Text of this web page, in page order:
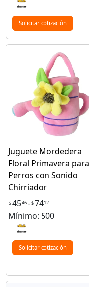
Solicitar cotización
Juguete Mordedera
Floral Primavera para
Perros con Sonido
Chirriador
$4546-$7412
Mínimo: 500
Solicitar cotización